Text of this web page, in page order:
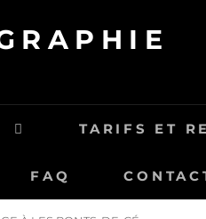
TARIFS ET
FAQ